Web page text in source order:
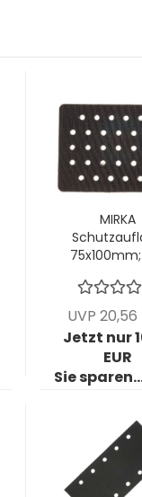
MIRKA
Stück
UVP 20,56
Jetzt nur
EUR
Sie